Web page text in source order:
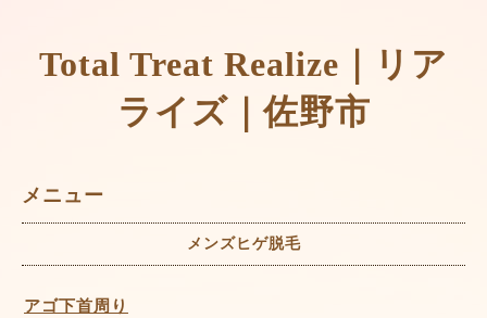
Total Treat Realize｜リア
ライズ｜佐野市
メニュー
メンズヒゲ脱毛
アゴ下首周り